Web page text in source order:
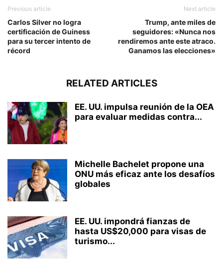
Previous article
Carlos Silver no logra
certificación de Guiness
para su tercer intento de
récord
Next article
Trump, ante miles de
seguidores: «Nunca nos
rendiremos ante este atraco.
Ganamos las elecciones»
RELATED ARTICLES
EE. UU. impulsa reunión de la OEA
para evaluar medidas contra...
Michelle Bachelet propone una
ONU más eficaz ante los desafíos
globales
EE. UU. impondrá fianzas de
hasta US$20,000 para visas de
turismo...